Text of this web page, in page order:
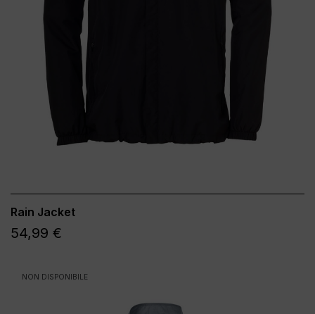
Rain Jacket
54,99 €
NON DISPONIBILE